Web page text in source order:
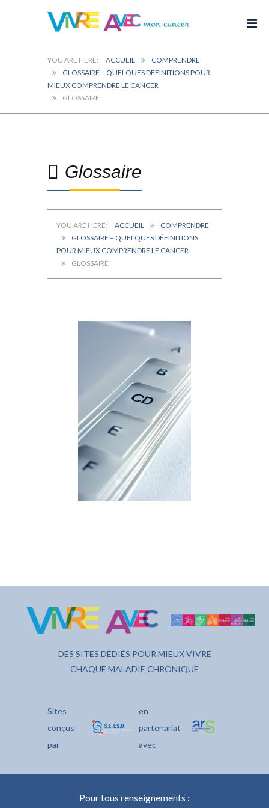
ACCUEIL
COMPRENDRE
GLOSSAIRE – QUELQUES DÉFINITIONS POUR
MIEUX COMPRENDRE LE CANCER
GLOSSAIRE
Glossaire
ACCUEIL
COMPRENDRE
GLOSSAIRE – QUELQUES DÉFINITIONS
POUR MIEUX COMPRENDRE LE CANCER
GLOSSAIRE
DES SITES DÉDIÉS POUR MIEUX VIVRE
CHAQUE MALADIE CHRONIQUE
Sites
conçus
par
en
partenariat
avec
Pour tous renseignements :